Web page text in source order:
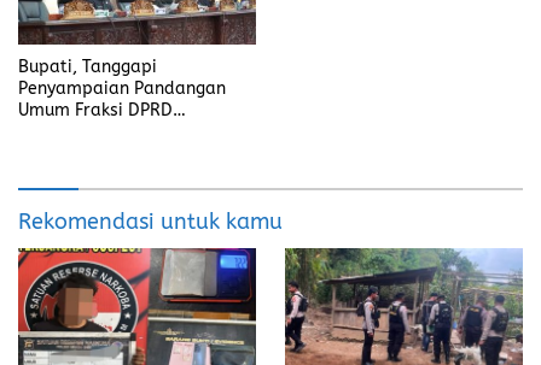
Bupati, Tanggapi
Penyampaian Pandangan
Umum Fraksi DPRD
Rekomendasi untuk kamu